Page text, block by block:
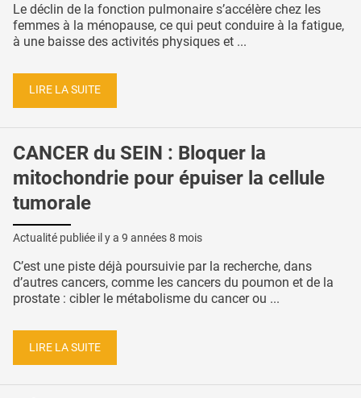
Le déclin de la fonction pulmonaire s’accélère chez les
femmes à la ménopause, ce qui peut conduire à la fatigue,
à une baisse des activités physiques et ...
LIRE LA SUITE
CANCER du SEIN : Bloquer la
mitochondrie pour épuiser la cellule
tumorale
Actualité publiée il y a 9 années 8 mois
C’est une piste déjà poursuivie par la recherche, dans
d’autres cancers, comme les cancers du poumon et de la
prostate : cibler le métabolisme du cancer ou ...
LIRE LA SUITE